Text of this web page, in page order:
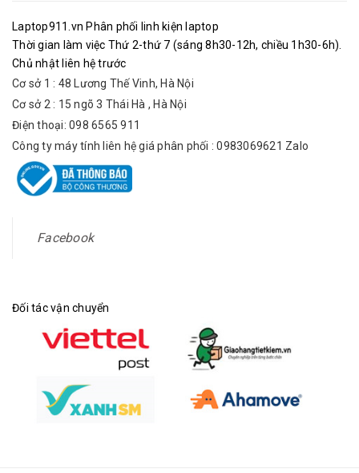
Laptop911.vn Phân phối linh kiện laptop
Thời gian làm việc Thứ 2-thứ 7 (sáng 8h30-12h, chiều 1h30-6h).
Chủ nhật liên hệ trước
Cơ sở 1 : 48 Lương Thế Vinh, Hà Nội
Cơ sở 2 : 15 ngõ 3 Thái Hà , Hà Nội
Điện thoại: 098 6565 911
Công ty máy tính liên hệ giá phân phối : 0983069621 Zalo
Facebook
Đối tác vận chuyển